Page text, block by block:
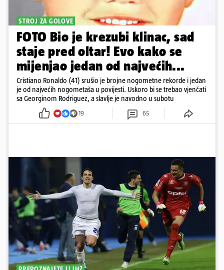
STROJ ZA GOLOVE
FOTO Bio je krezubi klinac, sad
staje pred oltar! Evo kako se
mijenjao jedan od najvećih...
Cristiano Ronaldo (41) srušio je brojne nogometne rekorde i jedan
je od najvećih nogometaša u povijesti. Uskoro bi se trebao vjenčati
sa Georginom Rodriguez, a slavlje je navodno u subotu
19 65